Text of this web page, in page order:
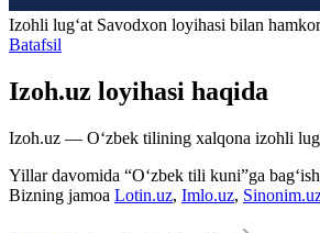
Izohli lugʻat Savodxon loyihasi bilan
Batafsil
Izoh.uz loyihasi haqida
Izoh.uz — O‘zbek tilining xalqona izohli
Yillar davomida “O‘zbek tili kuni”ga
Bizning jamoa Lotin.uz, Imlo.uz,